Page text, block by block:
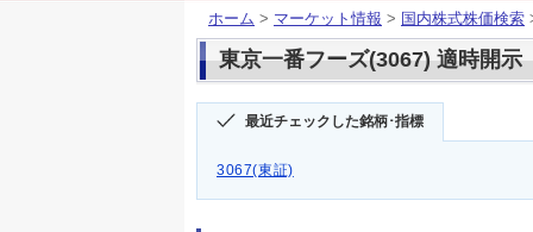
ホーム > マーケット情報 > 国内株式株価検索
東京一番フーズ(3067) 適時開示
最近チェックした銘柄･指標
3067(東証)